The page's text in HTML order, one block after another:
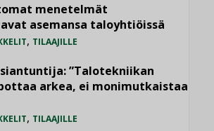
menetelmät
asemansa taloyhtiöissä
, TILAAJILLE
”Talotekniikan
arkea, ei monimutkaistaa
, TILAAJILLE